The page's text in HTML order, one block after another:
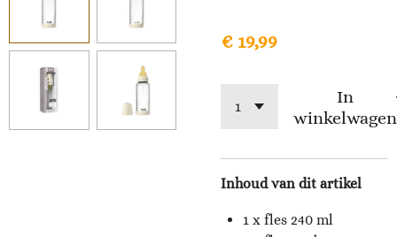
€ 19,99
In
winkelwagen
Inhoud van dit artikel
1 x fles 240 ml